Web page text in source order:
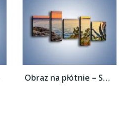
Obraz na płótnie – Spokojna tafla wody –...